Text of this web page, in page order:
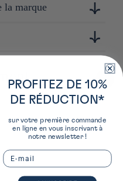
tout en apportant
la marque
PROFITEZ DE 10%
DE RÉDUCTION*
sur votre première commande
en ligne en vous inscrivant à
notre newsletter !
Email